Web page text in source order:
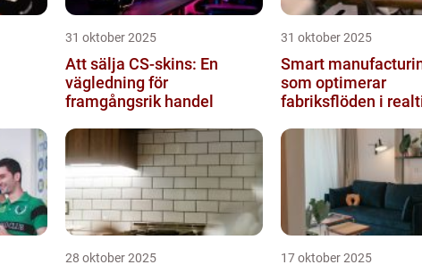
31 oktober 2025
Att sälja CS-skins: En
vägledning för
framgångsrik handel
31 oktober 2025
Smart
som optimerar
fabriksflöden i
28 oktober 2025 17 oktober 2025